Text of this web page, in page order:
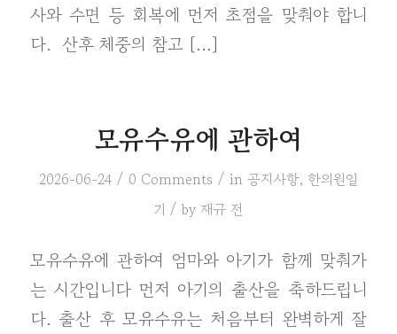
사와 수면 등 회복에 먼저 초점을 맞춰야 합니
다. ​ 산후 체중의 참고 […]
모유수유에 관하여
2026-06-24 / 0 Comments / in 공지사항, 한의원일
기 / by 재규 전
모유수유에 관하여 엄마와 아기가 함께 맞춰가
는 시간입니다 먼저 아기의 출산을 축하드립니
다. 출산 후 모유수유는 처음부터 완벽하게 잘